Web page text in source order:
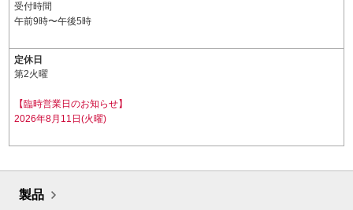
受付時間
午前9時〜午後5時
定休日
第2火曜
【臨時営業日のお知らせ】
2026年8月11日(火曜)
製品